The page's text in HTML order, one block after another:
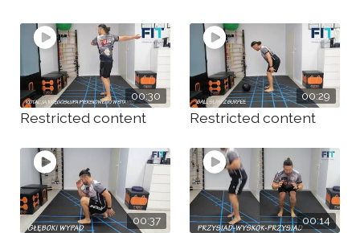
00:30
Restricted content
00:29
Restricted content
00:37 00:14